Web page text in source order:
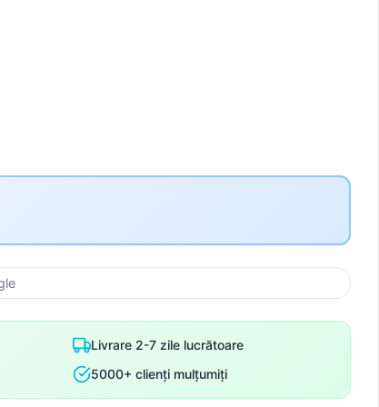
Livrare 2-7 zile lucrătoare
5000+ clienți mulțumiți